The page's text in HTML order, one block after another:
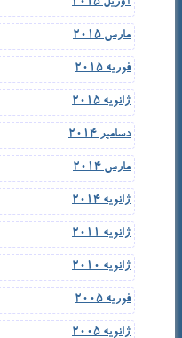
آوریل 2015
مارس 2015
فوریه 2015
ژانویه 2015
دسامبر 2014
مارس 2014
ژانویه 2014
ژانویه 2011
ژانویه 2010
فوریه 2005
ژانویه 2005